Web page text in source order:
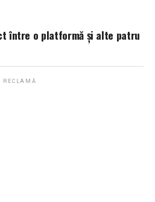
între o platformă și alte patru
RECLAMĂ